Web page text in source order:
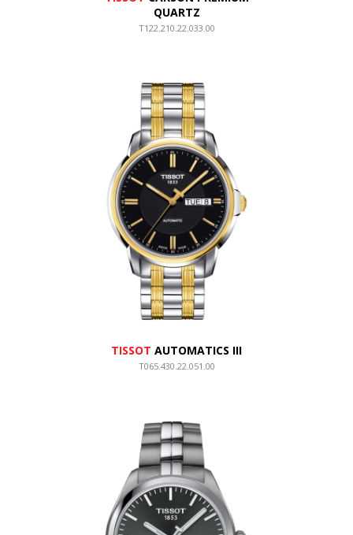
QUARTZ
T122.210.22.033.00
TISSOT AUTOMATICS III
T065.430.22.051.00